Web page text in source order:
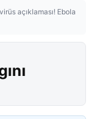
açıklaması! Ebola